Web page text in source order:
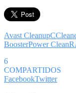
Avast Cleanup
BoosterPower Clean
6
COMPARTIDOS
FacebookTwitter